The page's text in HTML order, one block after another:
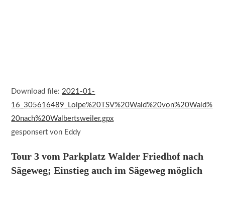
Download file:2021-01-
16_305616489_Loipe%20TSV%20Wald%20von%20Wald%
20nach%20Walbertsweiler.gpx
gesponsert von Eddy
Tour 3 vom Parkplatz Walder Friedhof nach
Sägeweg; Einstieg auch im Sägeweg möglich